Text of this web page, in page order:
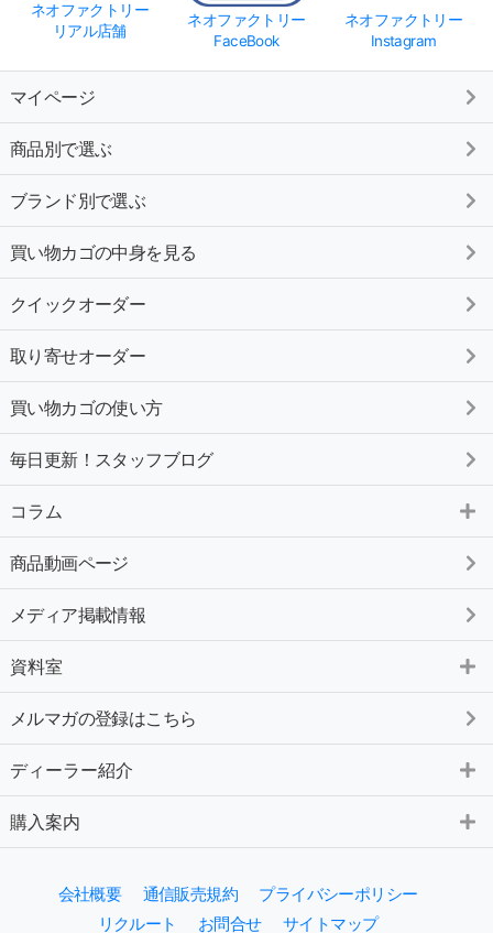
ネオファクトリー
リアル店舗
ネオファクトリー
FaceBook
ネオファクトリー
Instagram
マイページ
商品別で選ぶ
ブランド別で選ぶ
買い物カゴの中身を見る
クイックオーダー
取り寄せオーダー
買い物カゴの使い方
毎日更新！スタッフブログ
コラム
商品動画ページ
メディア掲載情報
資料室
メルマガの登録はこちら
ディーラー紹介
購入案内
会社概要 通信販売規約
プライバシーポリシー
リクルート
お問合せ サイトマップ